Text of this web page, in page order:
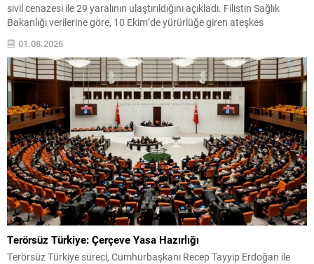
sivil cenazesi ile 29 yaralının ulaştırıldığını açıkladı. Filistin Sağlık
Bakanlığı verilerine göre, 10 Ekim’de yürürlüğe giren ateşkes
bin 222 olarak kaydedildi....
01.08.2026
Terörsüz Türkiye: Çerçeve Yasa Hazırlığı
Terörsüz Türkiye süreci, Cumhurbaşkanı Recep Tayyip Erdoğan ile